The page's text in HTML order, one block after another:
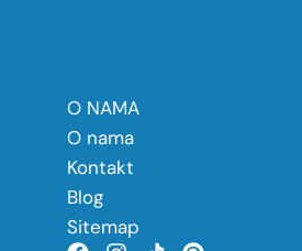
O NAMA
O nama
Kontakt
Blog
Sitemap